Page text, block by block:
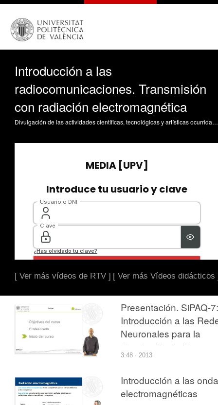
Introducción a las
radiocomunicaciones. Transmisión
con radiación electromagnética
Divulgación de las actividades científicas, tecnológicas y artísticas ocurridas en los tres campus de la UPV
[ Ver más vídeos de RTV ] [ Ver más Vídeos didácticos
Presentación. SiPAQ-7:
Introducción a las
Neuronales para la
Simulación de
con Matlab¿ y Scilab¿
3:48 · 2013
Introducción a las
electromagnéticas